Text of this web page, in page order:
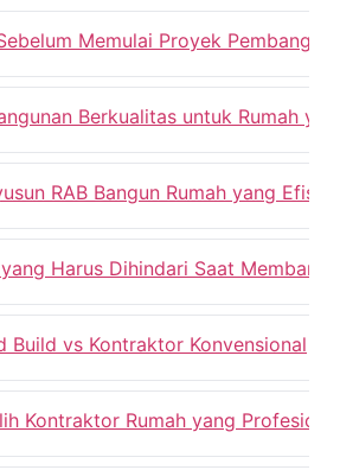
Memulai Proyek
Berkualitas untuk Rumah
RAB Bangun Rumah yang Efisien
Harus Dihindari Saat
Build vs Kontraktor Konvensional
Kontraktor Rumah yang